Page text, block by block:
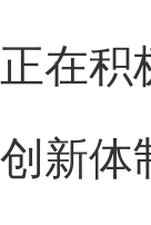
正在积
创新体